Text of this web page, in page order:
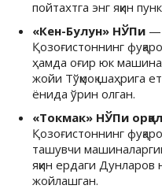
пойтахтга энг яқин
«Кен-Булун» НЎПи —
Қозоғистоннинг
ҳамда оғир юк
жойи Тўқмоқ шаҳрига
ёнида ўрин олган.
«Токмак» НЎПи
Қозоғистоннинг
ташувчи
яқин ердаги
жойлашган.